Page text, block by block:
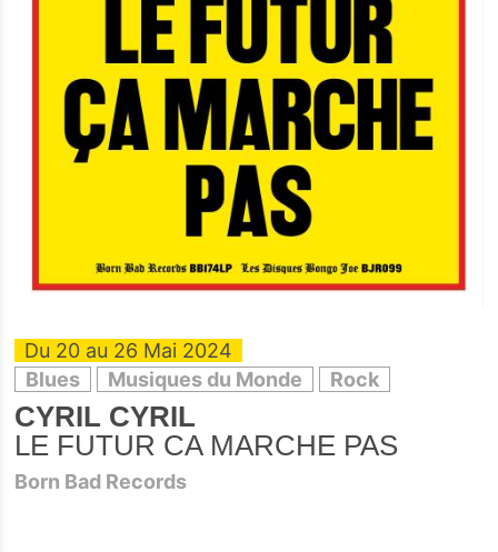
Du 20 au 26 Mai 2024
Blues
Musiques du Monde Rock
CYRIL CYRIL
LE FUTUR CA MARCHE PAS
Born Bad Records